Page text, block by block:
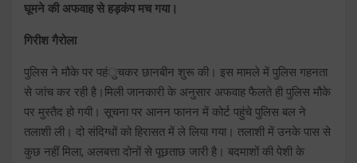
घूमने की अफवाह से हड़कंप मच गया।
गिरीश गैरोला
पुलिस ने मौके पर पहंुचकर छानबीन शुरू की। इस मामले में पुलिस गहनता
से जांच कर रही है।मिली जानकारी के अनुसार अफवाह फैलते ही पुलिस मौके
पर मुस्तैद हो गयी। सूचना पर आनन फानन में कोर्ट पहुंचे पुलिस बल ने
तलाशी ली। दो संदिग्धों को हिरासत में ले लिया गया। तलाशी में उनके पास से
कुछ नहीं मिला, अलबत्ता दोनों से पूछताछ जारी है। बदमाशों की पेशी के